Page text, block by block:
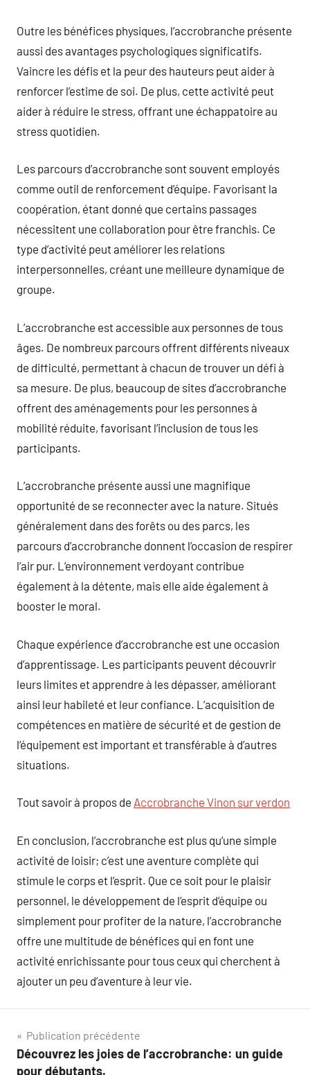
Outre les bénéfices physiques, l’accrobranche présente
aussi des avantages psychologiques significatifs.
Vaincre les défis et la peur des hauteurs peut aider à
renforcer l’estime de soi. De plus, cette activité peut
aider à réduire le stress, offrant une échappatoire au
stress quotidien.
Les parcours d’accrobranche sont souvent employés
comme outil de renforcement d’équipe. Favorisant la
coopération, étant donné que certains passages
nécessitent une collaboration pour être franchis. Ce
type d’activité peut améliorer les relations
interpersonnelles, créant une meilleure dynamique de
groupe.
L’accrobranche est accessible aux personnes de tous
âges. De nombreux parcours offrent différents niveaux
de difficulté, permettant à chacun de trouver un défi à
sa mesure. De plus, beaucoup de sites d’accrobranche
offrent des aménagements pour les personnes à
mobilité réduite, favorisant l’inclusion de tous les
participants.
L’accrobranche présente aussi une magnifique
opportunité de se reconnecter avec la nature. Situés
généralement dans des forêts ou des parcs, les
parcours d’accrobranche donnent l’occasion de respirer
l’air pur. L’environnement verdoyant contribue
également à la détente, mais elle aide également à
booster le moral.
Chaque expérience d’accrobranche est une occasion
d’apprentissage. Les participants peuvent découvrir
leurs limites et apprendre à les dépasser, améliorant
ainsi leur habileté et leur confiance. L’acquisition de
compétences en matière de sécurité et de gestion de
l’équipement est important et transférable à d’autres
situations.
Tout savoir à propos de Accrobranche Vinon sur verdon
En conclusion, l’accrobranche est plus qu’une simple
activité de loisir; c’est une aventure complète qui
stimule le corps et l’esprit. Que ce soit pour le plaisir
personnel, le développement de l’esprit d’équipe ou
simplement pour profiter de la nature, l’accrobranche
offre une multitude de bénéfices qui en font une
activité enrichissante pour tous ceux qui cherchent à
ajouter un peu d’aventure à leur vie.
Navigation
de
Publication précédente
Découvrez les joies de l’accrobranche: un guide
pour débutants.